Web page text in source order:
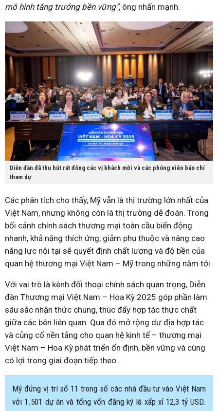
mô hình tăng trưởng bền vững”, ông nhấn mạnh.
Diễn đàn đã thu hút rát đông các vị khách mời và các phóng viên báo chí
tham dự
Các phân tích cho thấy, Mỹ vẫn là thị trường lớn nhất của
Việt Nam, nhưng không còn là thị trường dễ đoán. Trong
bối cảnh chính sách thương mại toàn cầu biến động
nhanh, khả năng thích ứng, giảm phụ thuộc và nâng cao
năng lực nội tại sẽ quyết định chất lượng và độ bền của
quan hệ thương mại Việt Nam – Mỹ trong những năm tới.
Với vai trò là kênh đối thoại chính sách quan trọng, Diễn
đàn Thương mại Việt Nam – Hoa Kỳ 2025 góp phần làm
sâu sắc nhận thức chung, thúc đẩy hợp tác thực chất
giữa các bên liên quan. Qua đó mở rộng dư địa hợp tác
và củng cố nền tảng cho quan hệ kinh tế – thương mại
Việt Nam – Hoa Kỳ phát triển ổn định, bền vững và cùng
có lợi trong giai đoạn tiếp theo.
Mỹ đứng vị trí số 11 trong số các nhà đầu tư vào Việt Nam
với 1.501 dự án và tổng vốn đăng ký là xấp xỉ 12,3 tỷ USD.